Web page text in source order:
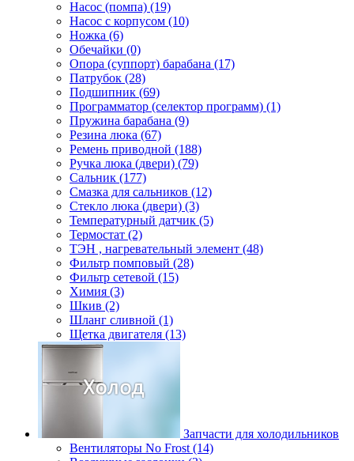
Насос (помпа) (19)
Насос c корпусом (10)
Ножка (6)
Обечайки (0)
Опора (суппорт) барабана (17)
Патрубок (28)
Подшипник (69)
Программатор (селектор программ) (1)
Пружина барабана (9)
Резина люка (67)
Ремень приводной (188)
Ручка люка (двери) (79)
Сальник (177)
Смазка для сальников (12)
Стекло люка (двери) (3)
Температурный датчик (5)
Термостат (2)
ТЭН , нагревательный элемент (48)
Фильтр помповый (28)
Фильтр сетевой (15)
Химия (3)
Шкив (2)
Шланг сливной (1)
Щетка двигателя (13)
Запчасти для холодильников
Вентиляторы No Frost (14)